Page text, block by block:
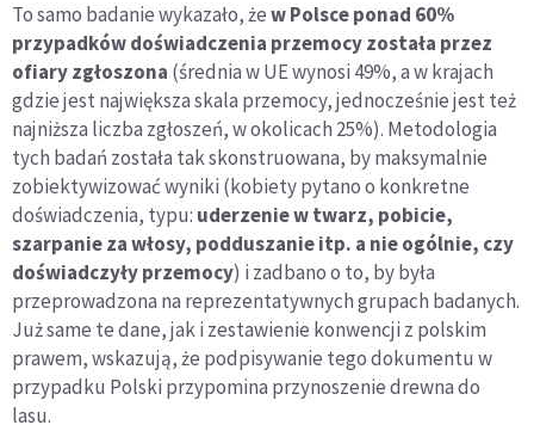
To samo badanie wykazało, żew Polsce ponad 60%
przypadków doświadczenia przemocy została przez
ofiary zgłoszona (średnia w UE wynosi 49%, a w krajach
gdzie jest największa skala przemocy, jednocześnie jest też
najniższa liczba zgłoszeń, w okolicach 25%). Metodologia
tych badań została tak skonstruowana, by maksymalnie
zobiektywizować wyniki (kobiety pytano o konkretne
doświadczenia, typu: uderzenie w twarz, pobicie,
szarpanie za włosy, podduszanie itp. a nie ogólnie, czy
doświadczyły przemocy) i zadbano o to, by była
przeprowadzona na reprezentatywnych grupach badanych.
Już same te dane, jak i zestawienie konwencji z polskim
prawem, wskazują, że podpisywanie tego dokumentu w
przypadku Polski przypomina przynoszenie drewna do
lasu.